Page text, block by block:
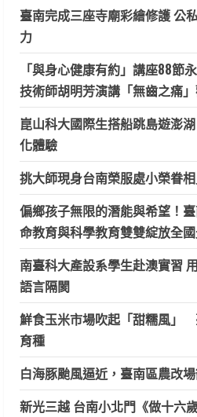
臺南完成三座寺廟彩繪修護 公
力
「與身心健康有約」講座88節
技術師胡明芳演講「無齒之痛
崑山科大國際生搭船跳島遊澎
化體驗
挑大師現身台南榮服處小榮眷
偏鄉孩子無限的潛能與希望！
命教育與科學教育雙雙綻放全
南臺科大產設系學生赴澳實習
語言隔閡
鮮食玉米市場吹起「甜糯風」
育種
白海豚颱風逼近，臺南區農改
新光三越 台南小北門《做十六